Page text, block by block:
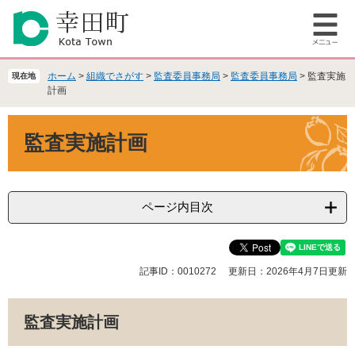
の
で
ー
ば
文
へ
メ
ー
現在地 ホーム > 組織でさがす > 監査委員事務局 > 監査委員事務局 > 監査実施
計画
監査実施計画
ページ内目次
記事ID：0010272 更新日：2026年4月7日更新
監査実施計画